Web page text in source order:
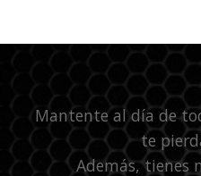
Mantente al día de
te
Además, tienes